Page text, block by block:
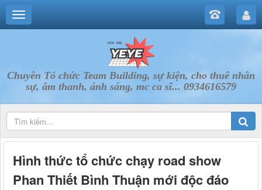
Chuyên Tổ chức Team Building, sự kiện, cho thuê nhân
sự, âm thanh, ánh sáng, mc ca sĩ... 0934616579
Hình thức tổ chức chạy road show
Phan Thiết Bình Thuận mới độc đáo